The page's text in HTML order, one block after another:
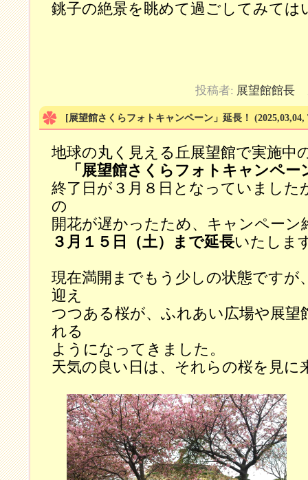
銚子の絶景を眺めて過ごしてみては
投稿者: 展望館館長
[展望館さくらフォトキャンペーン」延長！ (2025,03,04,
地球の丸く見える丘展望館で実施中
「展望館さくらフォトキャンペー
終了日が３月８日となっていました
の
開花が遅かったため、キャンペーン
３月１５日（土）まで延長いたしま
現在満開までもう少しの状態ですが
迎え
つつある桜が、ふれあい広場や展望
れる
ようになってきました。
天気の良い日は、それらの桜を見に